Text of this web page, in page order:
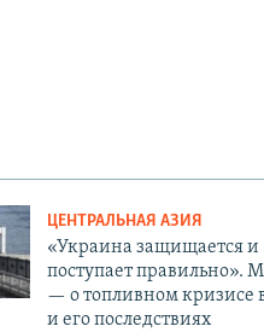
ЦЕНТРАЛЬНАЯ АЗИЯ
«Украина защищается и
поступает правильно».
— о топливном кризисе
и его последствиях